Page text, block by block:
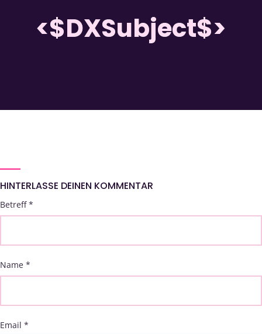
<$DXSubject$>
HINTERLASSE DEINEN KOMMENTAR
Betreff*
Name *
Email *